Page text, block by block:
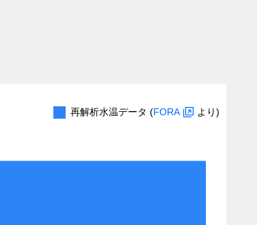
再解析水温データ (FORA より)